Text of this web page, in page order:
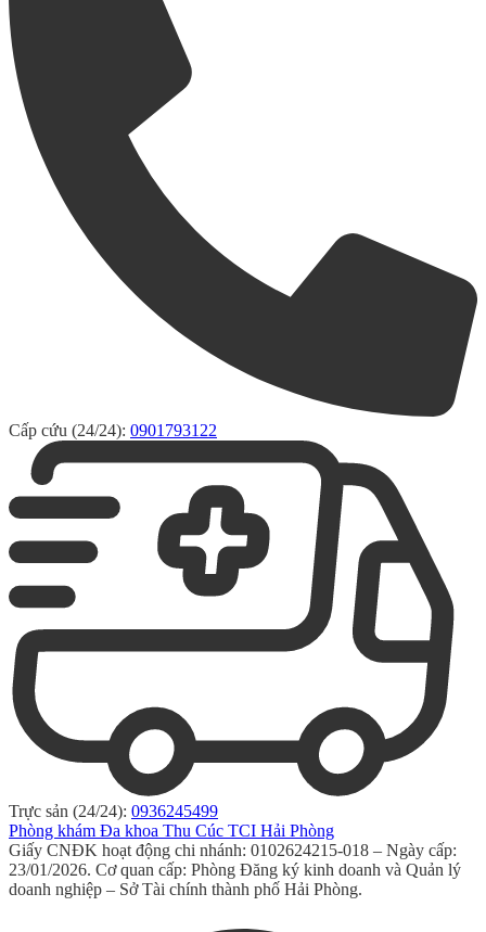
Cấp cứu (24/24): 0901793122
Trực sản (24/24): 0936245499
Phòng khám Đa khoa Thu Cúc TCI Hải Phòng
Giấy CNĐK hoạt động chi nhánh: 0102624215-018 – Ngày cấp:
23/01/2026. Cơ quan cấp: Phòng Đăng ký kinh doanh và Quản lý
doanh nghiệp – Sở Tài chính thành phố Hải Phòng.